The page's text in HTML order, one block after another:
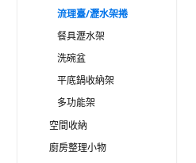
流理臺/瀝水架捲
餐具瀝水架
洗碗盆
平底鍋收納架
多功能架
空間收納
廚房整理小物